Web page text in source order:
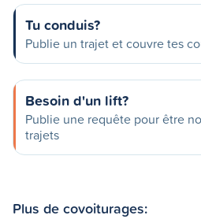
Tu conduis?
Publie un trajet et couvre tes
Besoin d'un lift?
Publie une requête pour être
trajets
Plus de covoiturages: